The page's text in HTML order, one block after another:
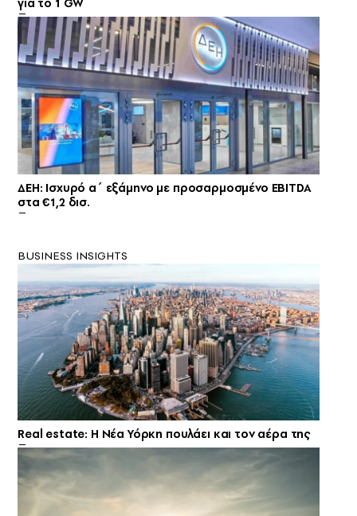
για το 1 GW
ΔΕΗ: Ισχυρό α΄ εξάμηνο με προσαρμοσμένο EBITDA
στα €1,2 δισ.
BUSINESS INSIGHTS
Real estate: H Νέα Υόρκη πουλάει και τον αέρα της